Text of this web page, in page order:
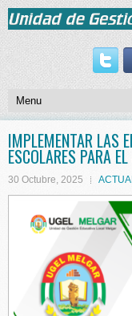
IMPLEMENTAR LAS
ESCOLARES PARA
30 Octubre, 2025